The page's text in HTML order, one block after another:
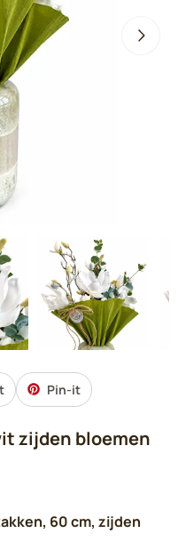
Pin-it
zijden bloemen
60 cm, zijden